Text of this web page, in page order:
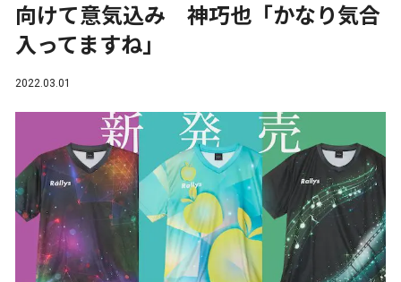
向けて意気込み 神巧也「かなり気合
入ってますね」
2022.03.01